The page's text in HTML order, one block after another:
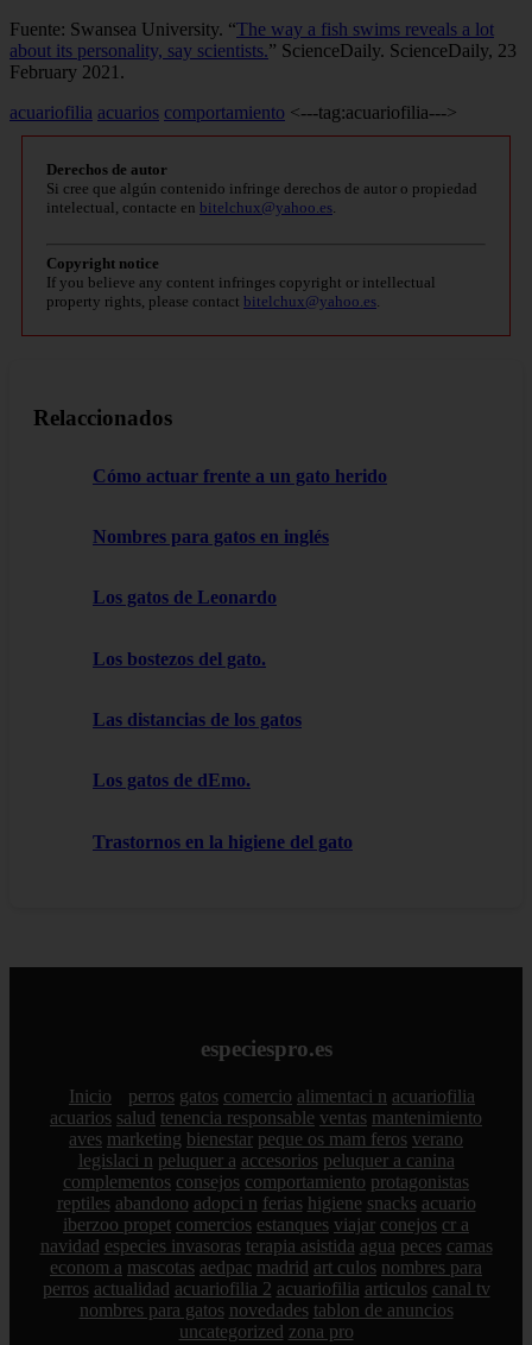
Fuente: Swansea University. “The way a fish swims reveals a lot
about its personality, say scientists.” ScienceDaily. ScienceDaily, 23
February 2021.
acuariofilia acuarios comportamiento <---tag:acuariofilia--->
Derechos de autor
Si cree que algún contenido infringe derechos de autor o propiedad
intelectual, contacte en bitelchux@yahoo.es
Copyright notice
If you believe any content infringes copyright or intellectual
property rights, please contact bitelchux@yahoo.es
Relaccionados
Cómo actuar frente a un gato herido
Nombres para gatos en inglés
Los gatos de Leonardo
Los bostezos del gato.
Las distancias de los gatos
Los gatos de dEmo.
Trastornos en la higiene del gato
especiespro.es
Inicio perros gatos comercio alimentaci n acuariofilia
acuarios salud tenencia responsable ventas mantenimiento
aves marketing bienestar peque os mam feros verano
legislaci n peluquer a accesorios peluquer a canina
complementos consejos comportamiento protagonistas
reptiles abandono adopci n ferias higiene snacks acuario
iberzoo propet comercios estanques viajar conejos cr a
navidad especies invasoras terapia asistida agua peces camas
econom a mascotas aedpac madrid art culos nombres para
perros actualidad acuariofilia 2 acuariofilia articulos canal tv
nombres para gatos novedades tablon de anuncios
uncategorized zona pro